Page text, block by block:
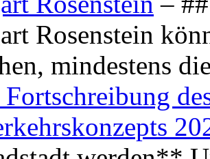
Rosenstein
mindestens